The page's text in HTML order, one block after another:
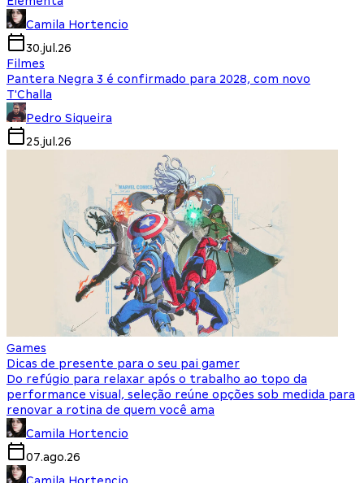
Camila Hortencio
30.jul.26
Filmes
Pantera Negra 3 é confirmado para 2028, com novo
T'Challa
Pedro Siqueira
25.jul.26
Games
Dicas de presente para o seu pai gamer
Do refúgio para relaxar após o trabalho ao topo da
performance visual, seleção reúne opções sob medida para
renovar a rotina de quem você ama
Camila Hortencio
07.ago.26